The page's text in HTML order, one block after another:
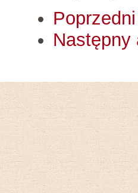
Następny